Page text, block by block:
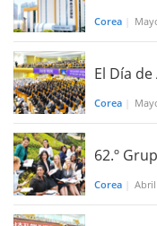
Corea
El Día
Corea
62.º
Corea Abril